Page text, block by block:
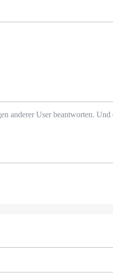
anderer User beantworten. Und